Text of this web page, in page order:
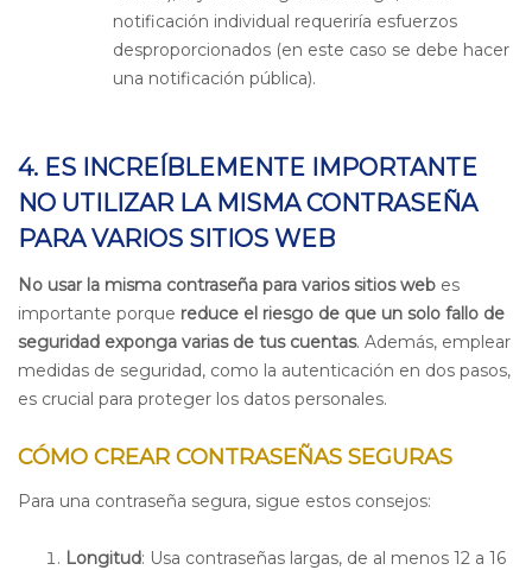
notificación individual requeriría esfuerzos
desproporcionados (en este caso se debe hacer
una notificación pública).
4. ES INCREÍBLEMENTE IMPORTANTE
NO UTILIZAR LA MISMA CONTRASEÑA
PARA VARIOS SITIOS WEB
No usar la misma contraseña para varios sitios web es
importante porque reduce el riesgo de que un solo fallo de
seguridad exponga varias de tus cuentas. Además, emplear
medidas de seguridad, como la autenticación en dos pasos,
es crucial para proteger los datos personales.
CÓMO CREAR CONTRASEÑAS SEGURAS
Para una contraseña segura, sigue estos consejos:
Longitud: Usa contraseñas largas, de al menos 12 a 16